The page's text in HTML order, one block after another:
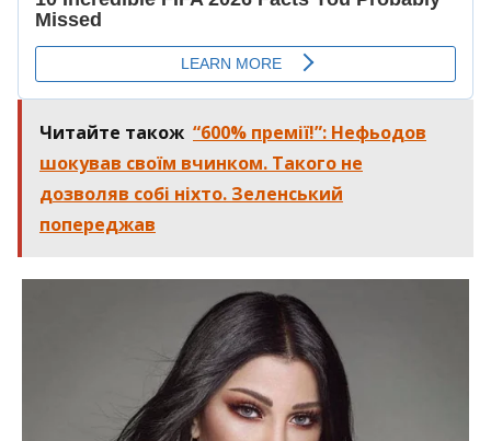
Читайте також “600% премії!”: Нефьодов
шокував своїм вчинком. Такого не
дозволяв собі ніхто. Зеленський
попереджав